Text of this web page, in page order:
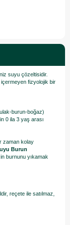
suyu çözeltisidir.
fizyolojik bir
burun-boğaz)
0 ila 3 yaş arası
zaman kolay
Burun
burnunu yıkamak
reçete ile satılmaz,